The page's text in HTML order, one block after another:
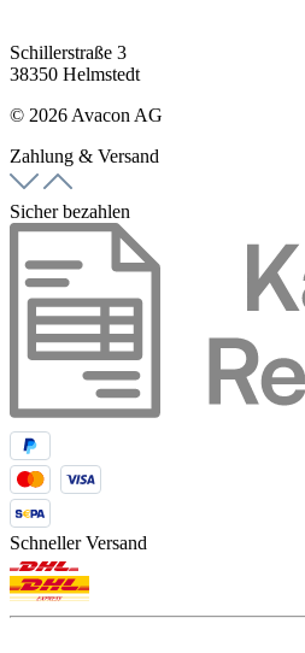
Schillerstraße 3
38350 Helmstedt
© 2026 Avacon AG
Zahlung & Versand
Sicher bezahlen
Schneller Versand